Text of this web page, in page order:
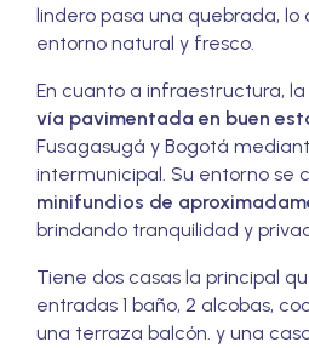
lindero pasa una quebrada, lo
entorno natural y fresco.
En cuanto a infraestructura,
vía pavimentada en buen
Fusagasugá y Bogotá
intermunicipal. Su entorno se
minifundios de
brindando tranquilidad y
Tiene dos casas la principal
entradas 1 baño, 2 alcobas,
una terraza balcón. y una